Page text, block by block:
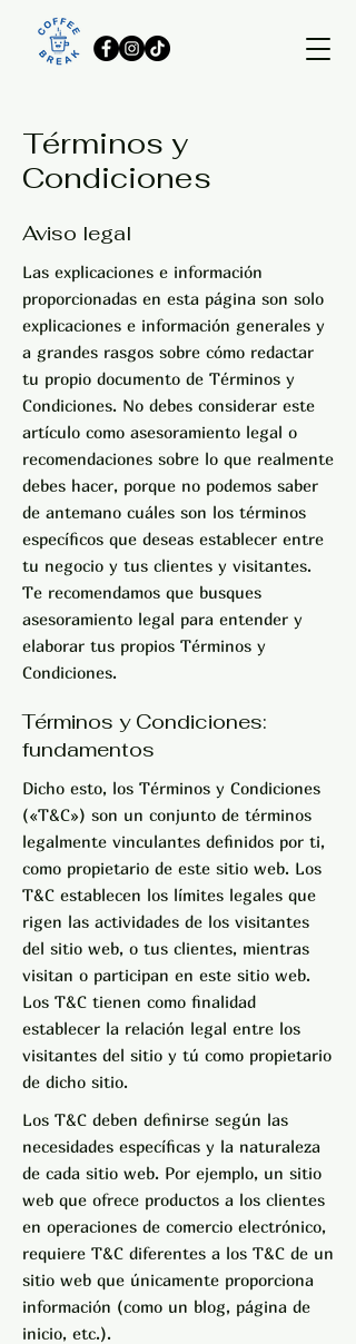
Términos y
Condiciones
Aviso legal
Las explicaciones e información
proporcionadas en esta página son solo
explicaciones e información generales y
a grandes rasgos sobre cómo redactar
tu propio documento de Términos y
Condiciones. No debes considerar este
artículo como asesoramiento legal o
recomendaciones sobre lo que realmente
debes hacer, porque no podemos saber
de antemano cuáles son los términos
específicos que deseas establecer entre
tu negocio y tus clientes y visitantes.
Te recomendamos que busques
asesoramiento legal para entender y
elaborar tus propios Términos y
Condiciones.
Términos y Condiciones:
fundamentos
Dicho esto, los Términos y Condiciones
(«T&C») son un conjunto de términos
legalmente vinculantes definidos por ti,
como propietario de este sitio web. Los
T&C establecen los límites legales que
rigen las actividades de los visitantes
del sitio web, o tus clientes, mientras
visitan o participan en este sitio web.
Los T&C tienen como finalidad
establecer la relación legal entre los
visitantes del sitio y tú como propietario
de dicho sitio.
Los T&C deben definirse según las
necesidades específicas y la naturaleza
de cada sitio web. Por ejemplo, un sitio
web que ofrece productos a los clientes
en operaciones de comercio electrónico,
requiere T&C diferentes a los T&C de un
sitio web que únicamente proporciona
información (como un blog, página de
inicio, etc.).